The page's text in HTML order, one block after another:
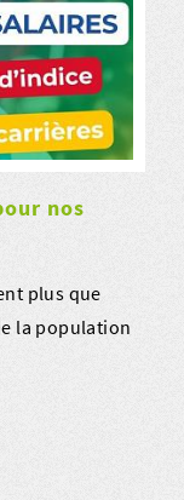
nos
plus que
la population